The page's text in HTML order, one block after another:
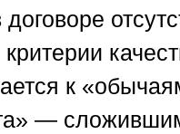
критерии
к
—